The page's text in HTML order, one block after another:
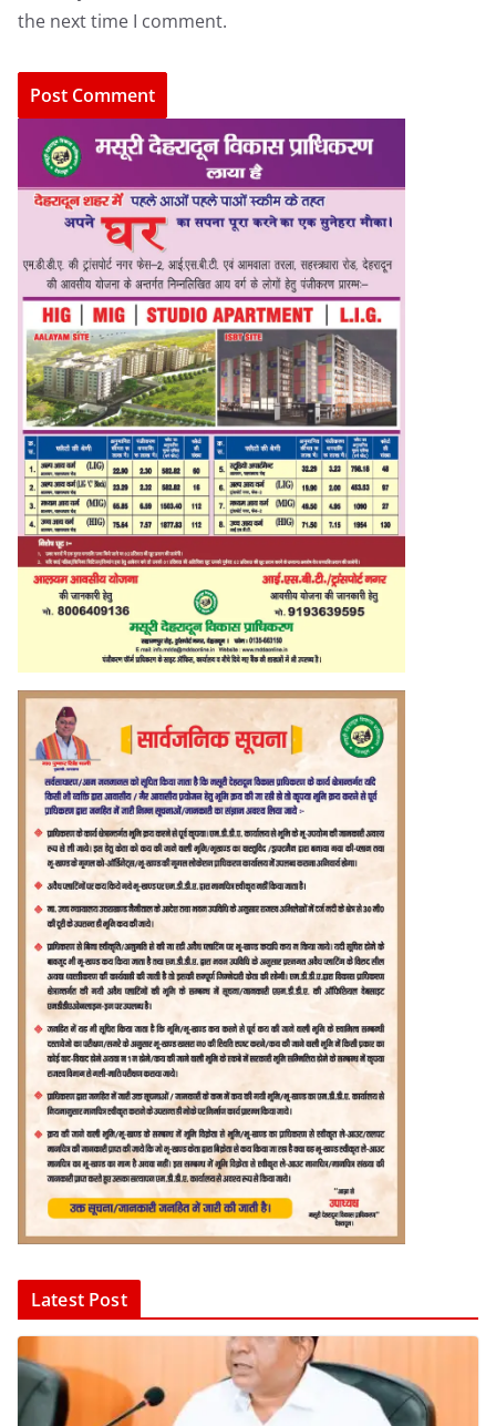
the next time I comment.
Latest Post